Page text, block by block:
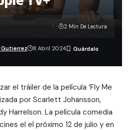
8 Abril 2024
2 Min De Lectura
el tráiler de la película ‘Fly Me
por Scarlett Johansson,
Harrelson. La película comedia
el el próximo 12 de julio y en